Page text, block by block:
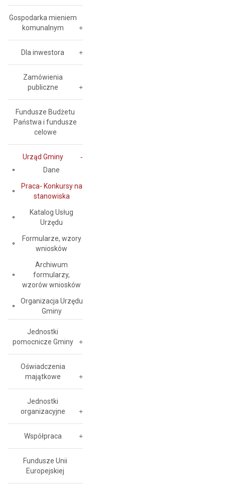
Gospodarka mieniem
komunalnym
Dla inwestora
Zamówienia
publiczne
Fundusze Budżetu
Państwa i fundusze
celowe
Urząd Gminy
Dane
Praca- Konkursy na
stanowiska
Katalog Usług
Urzędu
Formularze, wzory
wniosków
Archiwum
formularzy,
wzorów wniosków
Organizacja Urzędu
Gminy
Jednostki
pomocnicze Gminy
Oświadczenia
majątkowe
Jednostki
organizacyjne
Współpraca
Fundusze Unii
Europejskiej